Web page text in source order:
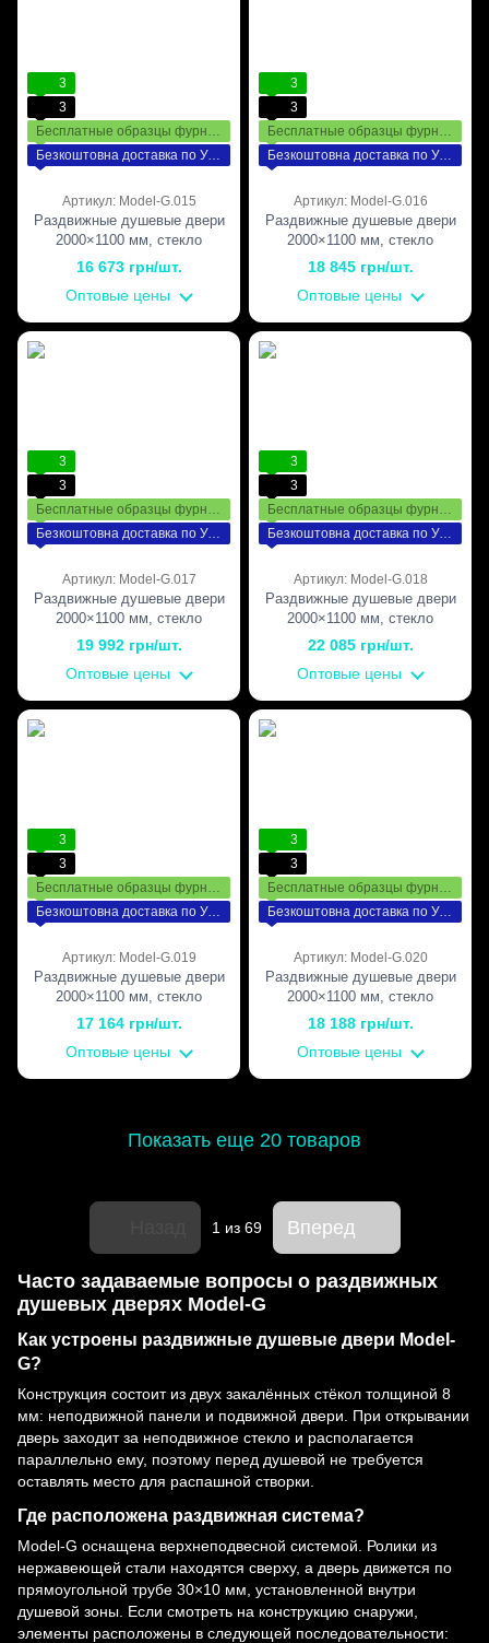
3
3
Бесплатные образцы фурнитуры
Безкоштовна доставка по Україні
Артикул: Model-G.015
Раздвижные душевые двери
2000×1100 мм, стекло
Прозрачное, интимная зона,
фурнитура Black — чёрная
матовая
16 673 грн/шт.
Оптовые цены
3
3
Бесплатные образцы фурнитуры
Безкоштовна доставка по Україні
Артикул: Model-G.016
Раздвижные душевые двери
2000×1100 мм, стекло
Прозрачное, интимная зона,
фурнитура White — белая
матовая
18 845 грн/шт.
Оптовые цены
3
3
Бесплатные образцы фурнитуры
Безкоштовна доставка по Україні
Артикул: Model-G.017
Раздвижные душевые двери
2000×1100 мм, стекло
Прозрачное, интимная зона,
фурнитура Gold —
полированное золото
19 992 грн/шт.
Оптовые цены
3
3
Бесплатные образцы фурнитуры
Безкоштовна доставка по Україні
Артикул: Model-G.018
Раздвижные душевые двери
2000×1100 мм, стекло
Прозрачное, интимная зона,
фурнитура Bronze — бронза
22 085 грн/шт.
Оптовые цены
3
3
Бесплатные образцы фурнитуры
Безкоштовна доставка по Україні
Артикул: Model-G.019
Раздвижные душевые двери
2000×1100 мм, стекло
Диамант, без матирования,
фурнитура PSS —
полированная нержавеющая
сталь
17 164 грн/шт.
Оптовые цены
3
3
Бесплатные образцы фурнитуры
Безкоштовна доставка по Україні
Артикул: Model-G.020
Раздвижные душевые двери
2000×1100 мм, стекло
Диамант, без матирования,
фурнитура SSS — матовая
нержавеющая сталь
18 188 грн/шт.
Оптовые цены
Показать еще 20 товаров
1из 69 Вперед
Часто задаваемые вопросы о раздвижных
душевых дверях Model-G
Как устроены раздвижные душевые двери Model-
G?
Конструкция состоит из двух закалённых стёкол толщиной 8
мм: неподвижной панели и подвижной двери. При открывании
дверь заходит за неподвижное стекло и располагается
параллельно ему, поэтому перед душевой не требуется
оставлять место для распашной створки.
Где расположена раздвижная система?
Model-G оснащена верхнеподвесной системой. Ролики из
нержавеющей стали находятся сверху, а дверь движется по
прямоугольной трубе 30×10 мм, установленной внутри
душевой зоны. Если смотреть на конструкцию снаружи,
элементы расположены в следующей последовательности: